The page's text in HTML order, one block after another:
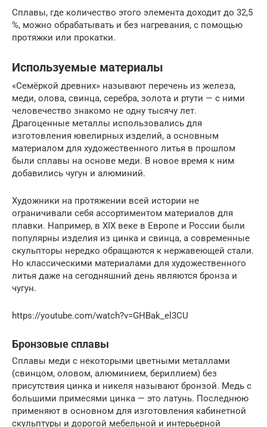
Сплавы, где количество этого элемента доходит до 32,5
%, можно обрабатывать и без нагревания, с помощью
протяжки или прокатки.
Используемые материалы
«Семёркой древних» называют перечень из железа,
меди, олова, свинца, серебра, золота и ртути — с ними
человечество знакомо не одну тысячу лет.
Драгоценные металлы использовались для
изготовления ювелирных изделий, а основным
материалом для художественного литья в прошлом
были сплавы на основе меди. В новое время к ним
добавились чугун и алюминий.
Художники на протяжении всей истории не
ограничивали себя ассортиментом материалов для
плавки. Например, в XIX веке в Европе и России были
популярны изделия из цинка и свинца, а современные
скульпторы нередко обращаются к нержавеющей стали.
Но классическими материалами для художественного
литья даже на сегодняшний день являются бронза и
чугун.
https://youtube.com/watch?v=GHBak_el3CU
Бронзовые сплавы
Сплавы меди с некоторыми цветными металлами
(свинцом, оловом, алюминием, бериллием) без
присутствия цинка и никеля называют бронзой. Медь с
большими примесями цинка — это латунь. Последнюю
применяют в основном для изготовления кабинетной
скульптуры и дорогой мебельной и интерьерной